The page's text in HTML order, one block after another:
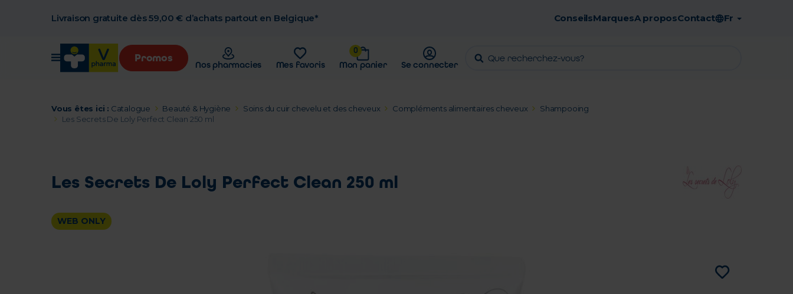
Livraison gratuite dès 59,00 € d’achats partout en Belgique* Retrait en pharmacie gratuit
ConseilsMarquesA proposContact Fr
Promos
Nos pharmacies Mes favoris
0
Mon panier Se connecter
Vous êtes ici : Catalogue Beauté & Hygiène Soins du cuir chevelu et des cheveux Compléments alimentaires cheveux
Shampooing
Les Secrets De Loly Perfect Clean 250 ml
Les Secrets De Loly Perfect Clean 250 ml
WEB ONLY